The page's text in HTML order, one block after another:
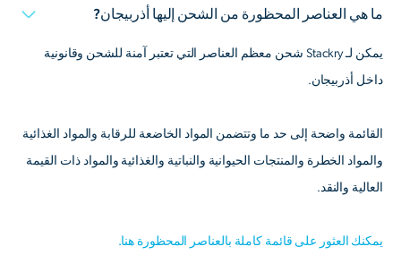
ما هي العناصر المحظورة من الشحن إليها أذربيجان?
يمكن لـ Stackry شحن معظم العناصر التي تعتبر آمنة للشحن وقانونية
داخل أذربيجان.
القائمة واضحة إلى حد ما وتتضمن المواد الخاضعة للرقابة والمواد الغذائية
والمواد الخطرة والمنتجات الحيوانية والنباتية والغذائية والمواد ذات القيمة
العالية والنقد.
يمكنك العثور على قائمة كاملة بالعناصر المحظورة هنا.